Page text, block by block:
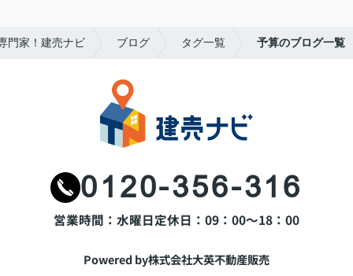
門家！建売ナビ ブログ タグ一覧 予算のブログ一覧
0120-356-316
営業時間：水曜日定休日：09：00～18：00
Powered by株式会社大英不動産販売